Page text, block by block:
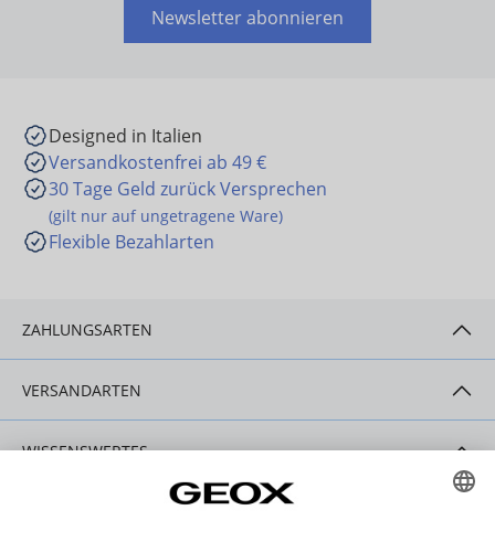
Newsletter abonnieren
Designed in Italien
Versandkostenfrei ab 49 €
30 Tage Geld zurück Versprechen
(gilt nur auf ungetragene Ware)
Flexible Bezahlarten
ZAHLUNGSARTEN
VERSANDARTEN
WISSENSWERTES